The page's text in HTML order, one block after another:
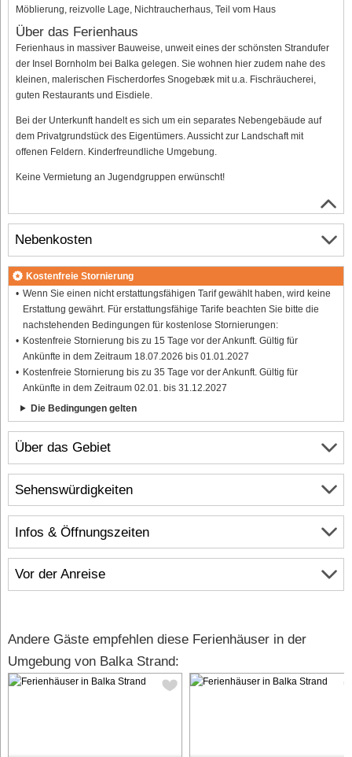
Möblierung, reizvolle Lage, Nichtraucherhaus, Teil vom Haus
Über das Ferienhaus
Ferienhaus in massiver Bauweise, unweit eines der schönsten Strandufer
der Insel Bornholm bei Balka gelegen. Sie wohnen hier zudem nahe des
kleinen, malerischen Fischerdorfes Snogebæk mit u.a. Fischräucherei,
guten Restaurants und Eisdiele.
Bei der Unterkunft handelt es sich um ein separates Nebengebäude auf
dem Privatgrundstück des Eigentümers. Aussicht zur Landschaft mit
offenen Feldern. Kinderfreundliche Umgebung.
Keine Vermietung an Jugendgruppen erwünscht!
Über das Gebiet
Infos & Öffnungszeiten
Vor der Anreise
Nebenkosten
Kostenfreie Stornierung
Wenn Sie einen nicht erstattungsfähigen Tarif gewählt haben, wird keine
Erstattung gewährt. Für erstattungsfähige Tarife beachten Sie bitte die
nachstehenden Bedingungen für kostenlose Stornierungen:
Kostenfreie Stornierung bis zu 15 Tage vor der Ankunft. Gültig für
Ankünfte in dem Zeitraum 18.07.2026 bis 01.01.2027
Kostenfreie Stornierung bis zu 35 Tage vor der Ankunft. Gültig für
Ankünfte in dem Zeitraum 02.01. bis 31.12.2027
Die Bedingungen gelten
Sehenswürdigkeiten
Andere Gäste empfehlen diese Ferienhäuser in der
Umgebung von Balka Strand: